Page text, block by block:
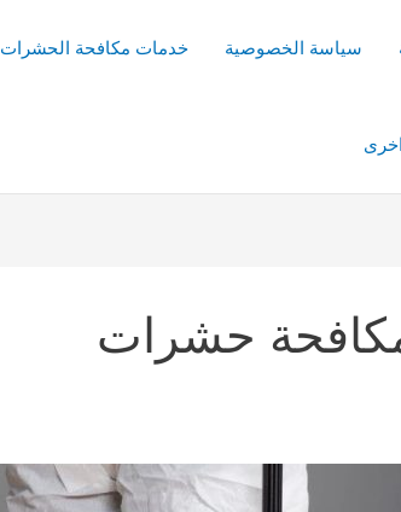
سياسة الخصوصية خدمات مكافحة الحشرات
حشرات